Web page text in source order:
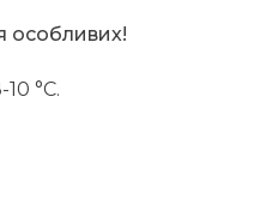
особливих!
10 °C.